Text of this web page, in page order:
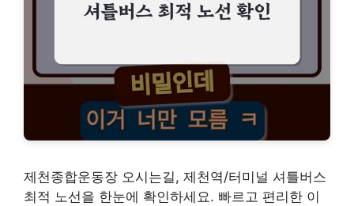
제천종합운동장 오시는길, 제천역/터미널 셔틀버스
최적 노선을 한눈에 확인하세요. 빠르고 편리한 이